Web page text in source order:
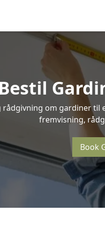
om gardiner til
fremvisning,
Book